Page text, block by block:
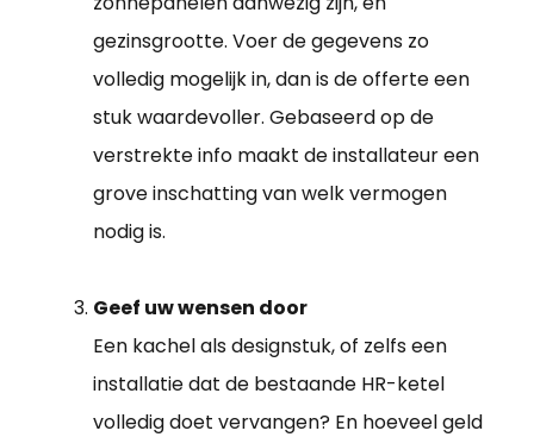
gezinsgrootte. Voer de gegevens zo
volledig mogelijk in, dan is de offerte een
stuk waardevoller. Gebaseerd op de
verstrekte info maakt de installateur een
grove inschatting van welk vermogen
nodig is.
Geef uw wensen door
Een kachel als designstuk, of zelfs een
installatie dat de bestaande HR-ketel
volledig doet vervangen? En hoeveel geld